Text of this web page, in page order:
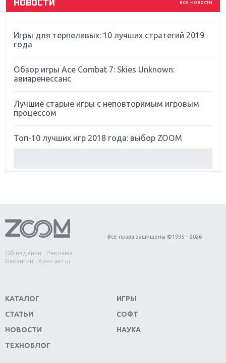
все новости
НОВОСТИ
Far Cry 5: хвалить нельзя ругать
Игры для терпеливых: 10 лучших стратегий 2019
года
Обзор игры Ace Combat 7: Skies Unknown:
авиаренессанс
Лучшие старые игры с неповторимым игровым
процессом
Топ-10 лучших игр 2018 года: выбор ZOOM
Обзор игры Forza Horizon 4: вершина эволюции
Две важных новинки для консолей: Spider-Man и
Divinity Original Sin 2
Switch
Обзор игры The Crew 2: покорение Америки
Важнейшие анонсы E3 2018
Об издании
Реклама
Вакансии
Контакты
Все права защищены ©1995 – 2026
КАТАЛОГ
СТАТЬИ
НОВОСТИ
ТЕХНОБЛОГ
ИГРЫ
СОФТ
НАУКА